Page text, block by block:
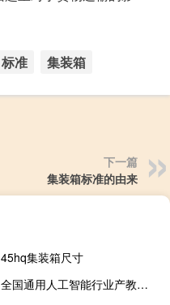
标准 集装箱
下一篇
集装箱标准的由来
45hq集装箱尺寸
全国通用人工智能行业产教融合共同体在京成立